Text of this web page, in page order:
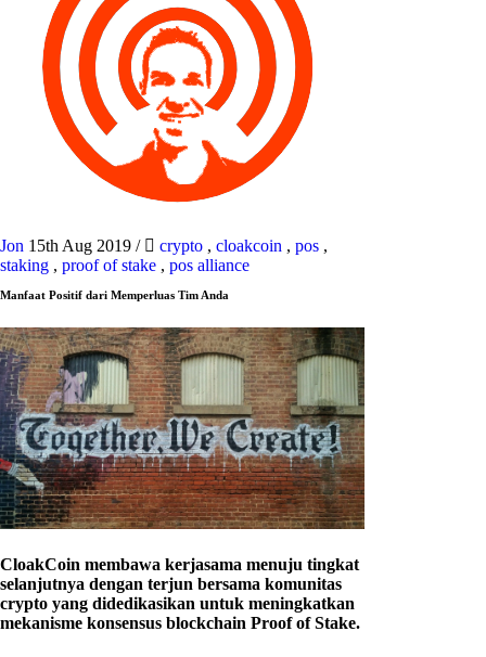
Jon 15th Aug 2019 / crypto , cloakcoin , pos ,
staking , proof of stake , pos alliance
Manfaat Positif dari Memperluas Tim Anda
CloakCoin membawa kerjasama menuju tingkat
selanjutnya dengan terjun bersama komunitas
crypto yang didedikasikan untuk meningkatkan
mekanisme konsensus blockchain Proof of Stake.